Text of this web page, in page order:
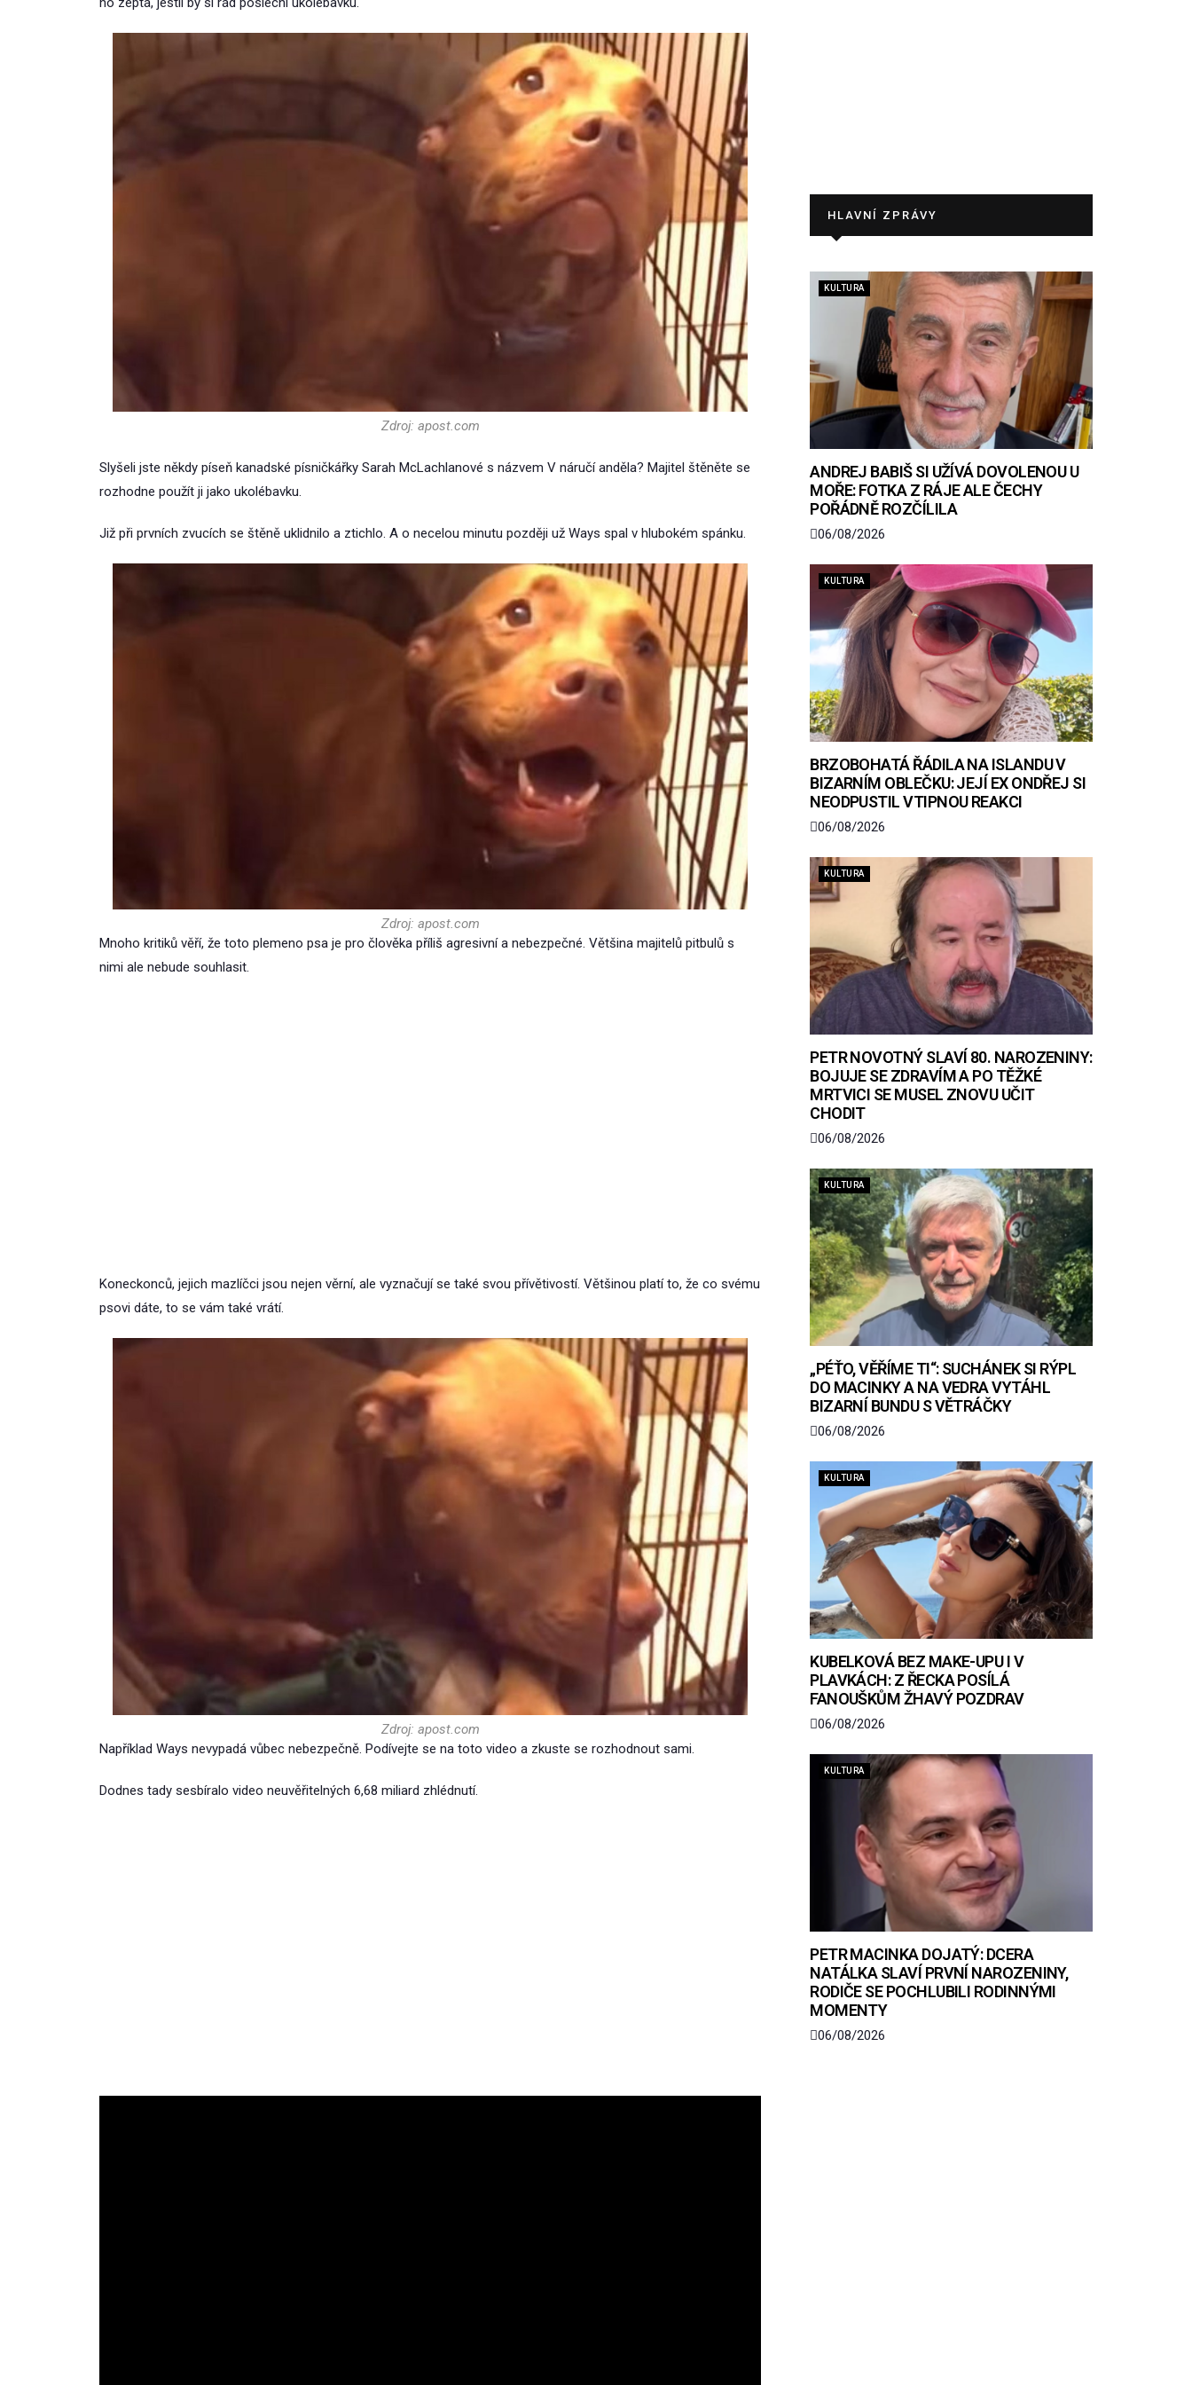
Zdroj: apost.com
Slyšeli jste někdy píseň kanadské písničkářky Sarah McLachlanové s názvem V náručí anděla? Majitel štěněte se
rozhodne použít ji jako ukolébavku.
Již při prvních zvucích se štěně uklidnilo a ztichlo. A o necelou minutu později už Ways spal v hlubokém spánku.
Zdroj: apost.com
Mnoho kritiků věří, že toto plemeno psa je pro člověka příliš agresivní a nebezpečné. Většina majitelů pitbulů s
nimi ale nebude souhlasit.
Koneckonců, jejich mazlíčci jsou nejen věrní, ale vyznačují se také svou přívětivostí. Většinou platí to, že co svému
psovi dáte, to se vám také vrátí.
Zdroj: apost.com
Například Ways nevypadá vůbec nebezpečně. Podívejte se na toto video a zkuste se rozhodnout sami.
Dodnes tady sesbíralo video neuvěřitelných 6,68 miliard zhlédnutí.
HLAVNÍ ZPRÁVY
KULTURA
ANDREJ BABIŠ SI UŽÍVÁ DOVOLENOU U
MOŘE: FOTKA Z RÁJE ALE ČECHY
POŘÁDNĚ ROZČÍLILA
06/08/2026
KULTURA
BRZOBOHATÁ ŘÁDILA NA ISLANDU V
BIZARNÍM OBLEČKU: JEJÍ EX ONDŘEJ SI
NEODPUSTIL VTIPNOU REAKCI
06/08/2026
KULTURA
PETR NOVOTNÝ SLAVÍ 80. NAROZENINY:
BOJUJE SE ZDRAVÍM A PO TĚŽKÉ
MRTVICI SE MUSEL ZNOVU UČIT
CHODIT
06/08/2026
KULTURA
„PÉŤO, VĚŘÍME TI“: SUCHÁNEK SI RÝPL
DO MACINKY A NA VEDRA VYTÁHL
BIZARNÍ BUNDU S VĚTRÁČKY
06/08/2026
KULTURA
KUBELKOVÁ BEZ MAKE-UPU I V
PLAVKÁCH: Z ŘECKA POSÍLÁ
FANOUŠKŮM ŽHAVÝ POZDRAV
06/08/2026
KULTURA
PETR MACINKA DOJATÝ: DCERA
NATÁLKA SLAVÍ PRVNÍ NAROZENINY,
RODIČE SE POCHLUBILI RODINNÝMI
MOMENTY
06/08/2026